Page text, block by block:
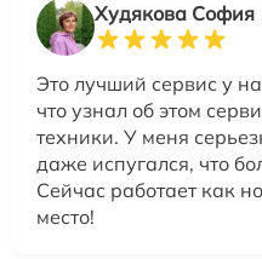
Худякова София
Это лучший сервис у
что узнал об этом
техники. У меня
даже испугался, что
Сейчас работает как
место!